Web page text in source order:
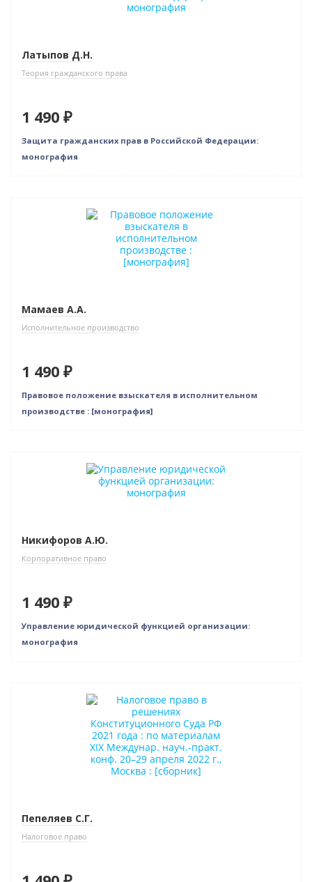
Латыпов Д.Н.
Теория гражданского права
1 490 ₽
Защита гражданских прав в Российской Федерации:
монография
Мамаев А.А.
Исполнительное производство
1 490 ₽
Правовое положение взыскателя в исполнительном
производстве : [монография]
Никифоров А.Ю.
Корпоративное право
1 490 ₽
Управление юридической функцией организации:
монография
Пепеляев С.Г.
Налоговое право